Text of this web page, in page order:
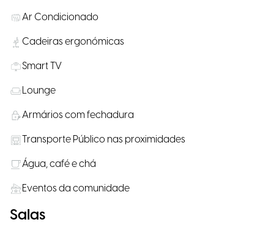
Ar Condicionado
Cadeiras ergonómicas
Smart TV
Lounge
Armários com fechadura
Transporte Público nas proximidades
Água, café e chá
Eventos da comunidade
Salas